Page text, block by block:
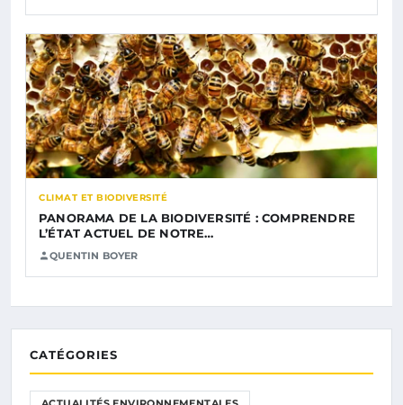
CLIMAT ET BIODIVERSITÉ
PANORAMA DE LA BIODIVERSITÉ : COMPRENDRE
L’ÉTAT ACTUEL DE NOTRE…
QUENTIN BOYER
CATÉGORIES